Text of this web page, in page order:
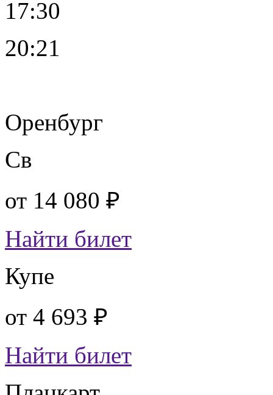
17:30
20:21
Оренбург
Св
от 14 080 ₽
Найти билет
Купе
от 4 693 ₽
Найти билет